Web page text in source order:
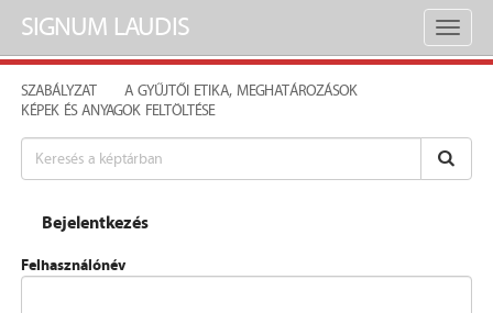
Toggle
SIGNUM LAUDIS
SZABÁLYZAT
A GYŰJTŐI ETIKA, MEGHATÁROZÁSOK
KÉPEK ÉS ANYAGOK FELTÖLTÉSE
Bejelentkezés
Felhasználónév